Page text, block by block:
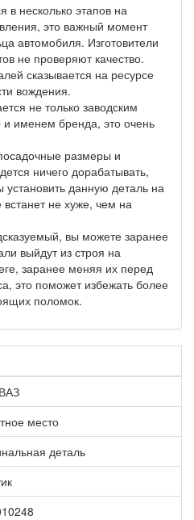
в несколько этапов на
это важный момент
автомобиля. Изготовители
не проверяют качество.
сказывается на ресурсе
вождения.
не только заводским
именем бренда, это очень
размеры и
ничего дорабатывать,
установить данную деталь на
не хуже, чем на
вы можете заранее
выйдут из строя на
заранее меняя их перед
это поможет избежать более
поломок.
место
деталь